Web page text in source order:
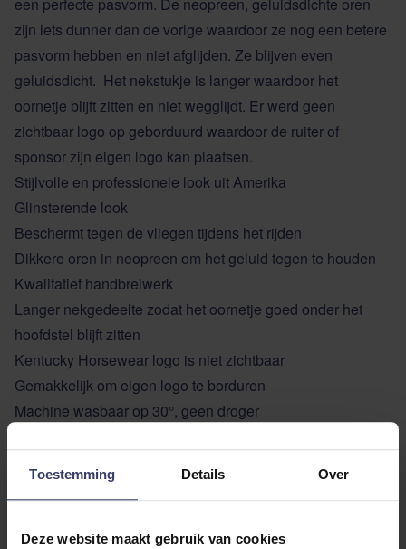
Toestemming Details Over
Deze website maakt gebruik van cookies
zijn iets dunner dan de vorige waardoor ze nog een betere
pasvorm hebben en niet afglijden. Ze blijven even
geluidsdicht. Het nekstukje is langer waardoor het
oornetje blijft zitten en niet wegglijdt. Er werd geen
zichtbaar logo op geborduurd waardoor de ruiter of
sponsor zijn eigen logo kan plaatsen.
Stijlvolle en professionele look uit Amerika
Glinsterende look
Beschermt tegen de vliegen tijdens het rijden
Dikkere oren in neopreen om het geluid tegen te houden
Kwalitatief handbreiwerk
Langer nekgedeelte zodat het oornetje goed onder het
hoofdstel blijft zitten
Kentucky Horsewear logo is niet zichtbaar
Gemakkelijk om eigen logo te borduren
Machine wasbaar op 30°, geen droger